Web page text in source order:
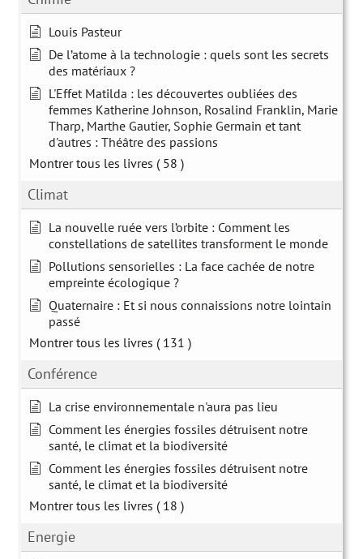
Louis Pasteur
De l’atome à la technologie : quels sont les secrets
des matériaux ?
L'Effet Matilda : les découvertes oubliées des
femmes Katherine Johnson, Rosalind Franklin, Marie
Tharp, Marthe Gautier, Sophie Germain et tant
d'autres : Théâtre des passions
Montrer tous les livres ( 58 )
Climat
La nouvelle ruée vers l’orbite : Comment les
constellations de satellites transforment le monde
Pollutions sensorielles : La face cachée de notre
empreinte écologique ?
Quaternaire : Et si nous connaissions notre lointain
passé
Montrer tous les livres ( 131 )
Conférence
La crise environnementale n'aura pas lieu
Comment les énergies fossiles détruisent notre
santé, le climat et la biodiversité
Comment les énergies fossiles détruisent notre
santé, le climat et la biodiversité
Montrer tous les livres ( 18 )
Energie